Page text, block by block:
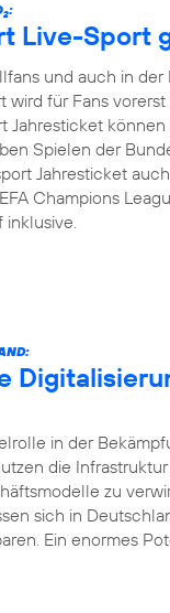
2:
Live-Sport
und auch in der
wird für Fans
Jahresticket können
Spielen der
Jahresticket
Champions
inklusive.
in der
die
zu
sich in
Ein enormes